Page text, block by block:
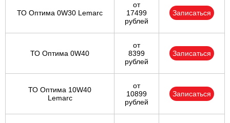
ТО Оптима 0W30 Lemarc
от
17499
рублей
Записаться
ТО Оптима 0W40
от
8399
рублей
Записаться
ТО Оптима 10W40
Lemarc
от
10899
рублей
Записаться